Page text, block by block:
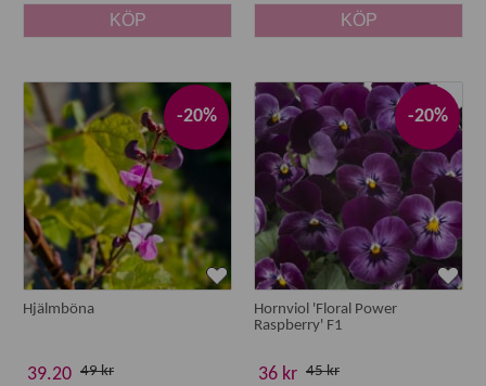
KÖP KÖP
-20%
Hjälmböna
39.20 49 kr
-20%
Hornviol 'Floral Power
Raspberry' F1
36 kr 45 kr